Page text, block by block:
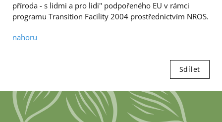
příroda - s lidmi a pro lidi" podpořeného EU v rámci
programu Transition Facility 2004 prostřednictvím NROS.
nahoru
Sdílet